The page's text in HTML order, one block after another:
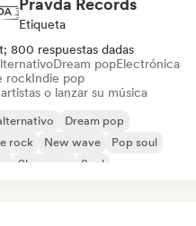
Pravda Records
Etiqueta
800 respuestas dadas
Dream popElectrónica
rockIndie pop
o lanzar su música
Dream pop
rock
New wave
Pop soul
Shoegaze Soul